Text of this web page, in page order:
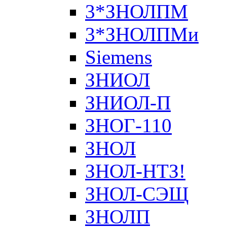
3*ЗНОЛПМ
3*ЗНОЛПМи
Siemens
ЗНИОЛ
ЗНИОЛ-П
ЗНОГ-110
ЗНОЛ
ЗНОЛ-НТЗ!
ЗНОЛ-СЭЩ
ЗНОЛП